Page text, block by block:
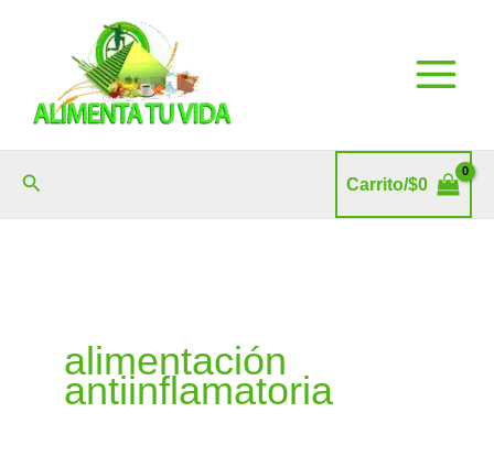
Buscar Carrito/$0
alimentación
antiinflamatoria